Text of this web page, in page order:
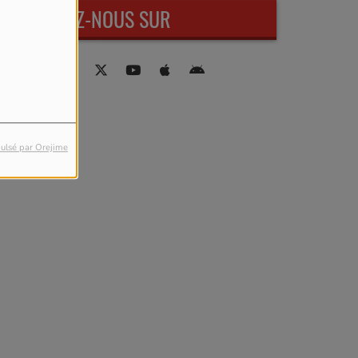
par Orejime
RETROUVEZ-NOUS SUR